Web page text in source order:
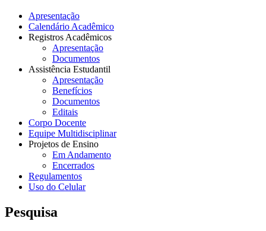
Apresentação
Calendário Acadêmico
Registros Acadêmicos
Apresentação
Documentos
Assistência Estudantil
Apresentação
Benefícios
Documentos
Editais
Corpo Docente
Equipe Multidisciplinar
Projetos de Ensino
Em Andamento
Encerrados
Regulamentos
Uso do Celular
Pesquisa